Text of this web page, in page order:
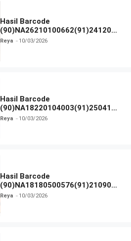
Hasil Barcode
(90)NA26210100662(91)241203
dan Izin BPOM
Reya 10/03/2026
Hasil Barcode
(90)NA18220104003(91)250418
dan Izin BPOM
Reya 10/03/2026
Hasil Barcode
(90)NA18180500576(91)210906
dan Izin BPOM
Reya 10/03/2026